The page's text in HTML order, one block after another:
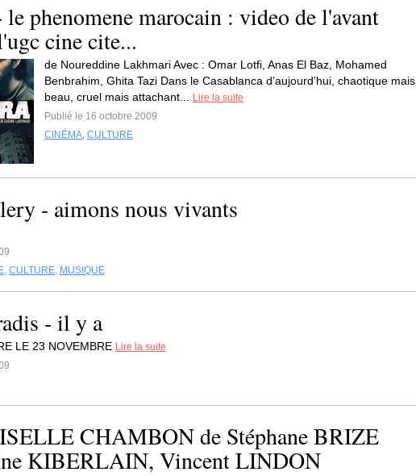
le phenomene marocain : video de l'avant
cine cite...
de Noureddine Lakhmari Avec : Omar Lotfi, Anas El Baz, Mohamed
Benbrahim, Ghita Tazi Dans le Casablanca d’aujourd’hui, chaotique mais
beau, cruel mais attachant...
Lire la suite
Publié le 16 octobre 2009
CINÉMA, CULTURE
- aimons nous vivants
, CULTURE, MUSIQUE
- il y a
LE 23 NOVEMBRE Lire la suite
CHAMBON de Stéphane BRIZE
KIBERLAIN, Vincent LINDON